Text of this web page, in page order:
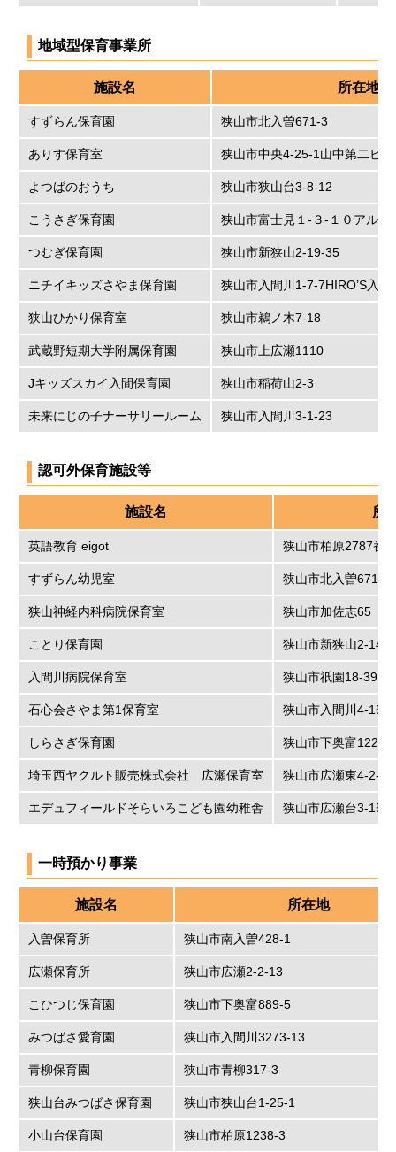
地域型保育事業所
施設名 所在地
すずらん保育園 狭山市北入曽671-3
ありす保育室 狭山市中央4-25-1山中第二ビ
よつばのおうち 狭山市狭山台3-8-12
こうさぎ保育園 狭山市富士見１-３-１０アル
つむぎ保育園 狭山市新狭山2-19-35
ニチイキッズさやま保育園 狭山市入間川1-7-7HIRO’S入間
狭山ひかり保育室 狭山市鵜ノ木7-18
武蔵野短期大学附属保育園 狭山市上広瀬1110
Jキッズスカイ入間保育園 狭山市稲荷山2-3
未来にじの子ナーサリールーム 狭山市入間川3-1-23
認可外保育施設等
施設名 所
英語教育 eigot 狭山市柏原2787番
すずらん幼児室 狭山市北入曽671-3
狭山神経内科病院保育室 狭山市加佐志65
ことり保育園 狭山市新狭山2-14-3
入間川病院保育室 狭山市祇園18-39
石心会さやま第1保育室 狭山市入間川4-15-
しらさぎ保育園 狭山市下奥富1221
埼玉西ヤクルト販売株式会社 広瀬保育室 狭山市広瀬東4-2-14
エデュフィールドそらいろこども園幼稚舎 狭山市広瀬台3-15-7
一時預かり事業
施設名 所在地
入曽保育所 狭山市南入曽428-1
広瀬保育所 狭山市広瀬2-2-13
こひつじ保育園 狭山市下奥富889-5
みつばさ愛育園 狭山市入間川3273-13
青柳保育園 狭山市青柳317-3
狭山台みつばさ保育園 狭山市狭山台1-25-1
小山台保育園 狭山市柏原1238-3